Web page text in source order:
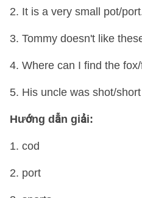
2. It is a very small pot/
3. Tommy doesn't like
4. Where can I find the
5. His uncle was shot/
Hướng dẫn giải:
1. cod
2. port